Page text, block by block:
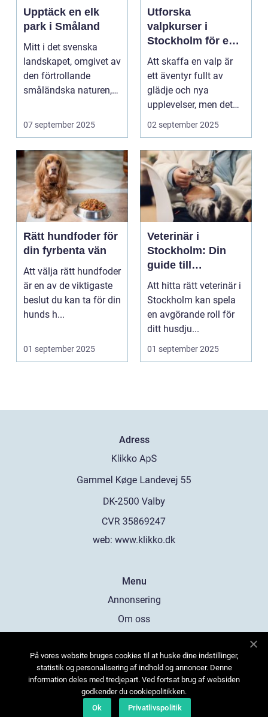
Upptäck en elk
park i Småland
Mitt i det svenska
landskapet, omgivet av
den förtrollande
småländska naturen,
07 september 2025
Utforska
valpkurser i
Stockholm för en
lycklig och
välanpassad valp
Att skaffa en valp är
ett äventyr fullt av
glädje och nya
upplevelser, men det
st&aum...
02 september 2025
Rätt hundfoder för
din fyrbenta vän
Att välja rätt hundfoder
är en av de viktigaste
beslut du kan ta för din
hunds h...
01 september 2025
Veterinär i
Stockholm: Din
guide till
djursjukvård i
huvudstaden
Att hitta rätt veterinär i
Stockholm kan spela
en avgörande roll för
ditt husdju...
01 september 2025
Adress
web: www.klikko.dk
Menu
Annonsering
Om oss
Kontakta oss
Sitemap
På vores website bruges cookies til at huske dine indstillinger,
statistik og personalisering af indhold og annoncer. Denne
information deles med tredjepart. Ved fortsat brug af websiden
godkender du cookiepolitikken.
Ok
Privatlivspolitik